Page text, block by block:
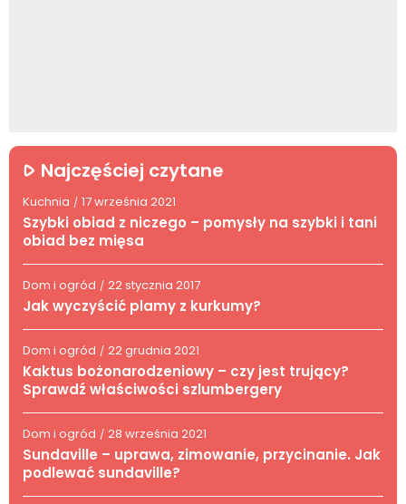
Najczęściej czytane
Kuchnia / 17 września 2021
Szybki obiad z niczego – pomysły na szybki i tani
obiad bez mięsa
Dom i ogród / 22 stycznia 2017
Jak wyczyścić plamy z kurkumy?
Dom i ogród / 22 grudnia 2021
Kaktus bożonarodzeniowy – czy jest trujący?
Sprawdź właściwości szlumbergery
Dom i ogród / 28 września 2021
Sundaville – uprawa, zimowanie, przycinanie. Jak
podlewać sundaville?